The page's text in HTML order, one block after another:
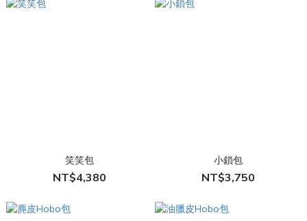
笑笑包
NT$4,380
小鎖包
NT$3,750